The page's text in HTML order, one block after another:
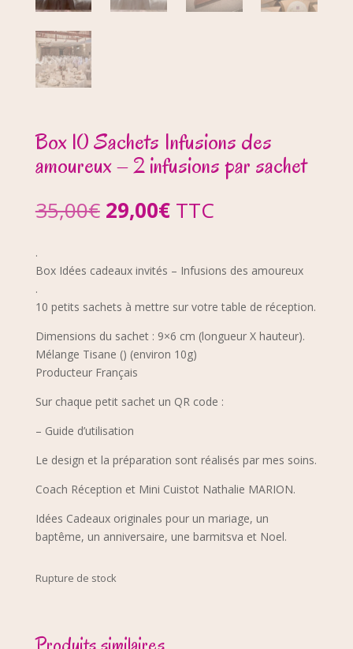
Box 10 Sachets Infusions des
amoureux – 2 infusions par sachet
35,00€ Le
prix
était :
35,00€.
29,00€Le
prix
est :
29,00€.
TTC
.
Box Idées cadeaux invités – Infusions des amoureux
.
10 petits sachets à mettre sur votre table de réception.
Dimensions du sachet : 9×6 cm (longueur X hauteur).
Mélange Tisane () (environ 10g)
Producteur Français
Sur chaque petit sachet un QR code :
– Guide d’utilisation
Le design et la préparation sont réalisés par mes soins.
Coach Réception et Mini Cuistot Nathalie MARION.
Idées Cadeaux originales pour un mariage, un
baptême, un anniversaire, une barmitsva et Noel.
Rupture de stock